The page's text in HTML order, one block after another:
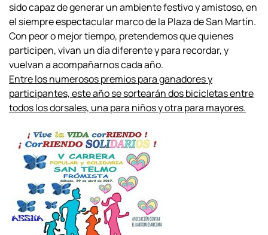
sido capaz de generar un ambiente festivo y amistoso, en
el siempre espectacular marco de la Plaza de San Martín.
Con peor o mejor tiempo, pretendemos que quienes
participen,vivan un día diferente y para recordar,y
vuelvan a acompañarnos cada año.
Entre los numerosos premios para ganadores y
participantes, este año sesortearán dos bicicletas entre
todos los dorsales, una para niños y otra para mayores.